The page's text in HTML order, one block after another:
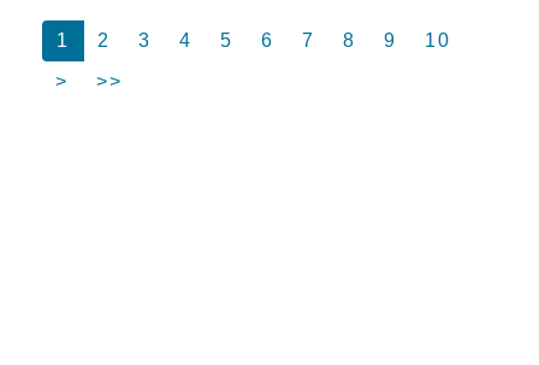
1 2 3 4 5 6 7 8 9
10
>
>>